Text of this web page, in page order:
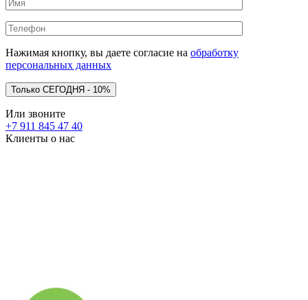
Нажимая кнопку, вы даете согласие на обработку
персональных данных
Или звоните
+7 911 845 47 40
Клиенты о нас